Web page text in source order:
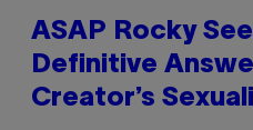
ASAP Rocky
Definitive
Creator’s